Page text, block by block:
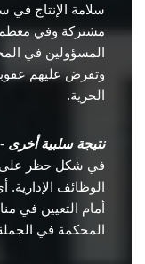
سلامة الإنتاج في
مشتركة وفي معظم
المسؤولين في
وتفرض عليهم
الحرية.
نتيجة سلبية أخرى
في شكل حظر على
الوظائف
أمام التعيين في
المحكمة في